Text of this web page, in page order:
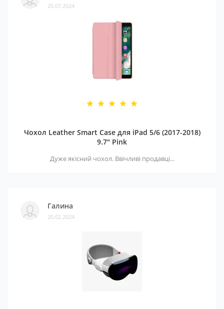
20.07.2024
Чохол Leather Smart Case для iPad 5/6 (2017-2018)
9.7" Pink
Дуже якісний чохол. Ввічливі продавці...
Галина
20.02.2024